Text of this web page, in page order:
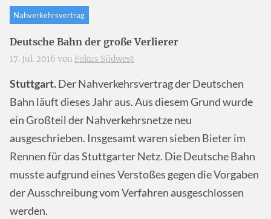
Nahverkehrsvertrag
Deutsche Bahn der große Verlierer
17. Jul. 2016 von Fokus Südwest
Stuttgart.Der Nahverkehrsvertrag der Deutschen
Bahn läuft dieses Jahr aus. Aus diesem Grund wurde
ein Großteil der Nahverkehrsnetze neu
ausgeschrieben. Insgesamt waren sieben Bieter im
Rennen für das Stuttgarter Netz. Die Deutsche Bahn
musste aufgrund eines Verstoßes gegen die Vorgaben
der Ausschreibung vom Verfahren ausgeschlossen
werden.